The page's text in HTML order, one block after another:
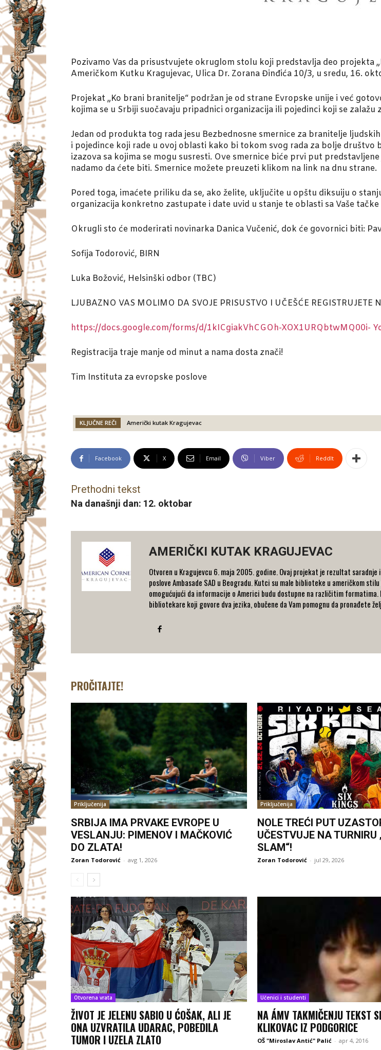
Pozivamo Vas da prisustvujete okruglom stolu koji predstavlja deo projekta
Američkom Kutku Kragujevac, Ulica Dr. Zorana Đinđića 10/3, u sredu, 16.
Projekat „Ko brani branitelje“ podržan je od strane Evropske unije i već
kojima se u Srbiji suočavaju pripadnici organizacija ili pojedinci koji se
Jedan od produkta tog rada jesu Bezbednosne smernice za branitelje
i pojedince koji rade u ovoj oblasti kako bi tokom svog rada za bolje
izazova sa kojima se mogu susresti. Ove smernice biće prvi put
nadamo da ćete biti. Smernice možete preuzeti klikom na link na dnu strane.
Pored toga, imaćete priliku da se, ako želite, uključite u opštu diksuiju o
organizacija konkretno zastupate i date uvid u stanje te oblasti sa Vaše tačke
Okrugli sto će moderirati novinarka Danica Vučenić, dok će govornici biti:
Sofija Todorović, BIRN
Luka Božović, Helsinški odbor (TBC)
LJUBAZNO VAS MOLIMO DA SVOJE PRISUSTVO I UČEŠĆE REGISTRUJETE
https://docs.google.com/forms/d/1kICgiakVhCGOh-XOX1URQbtwMQ00i-
Registracija traje manje od minut a nama dosta znači!
Tim Instituta za evropske poslove
KLJUČNE REČI Američki kutak Kragujevac
Facebook X Email Viber ReddIt
Prethodni tekst
Na današnji dan: 12. oktobar
AMERIČKI KUTAK KRAGUJEVAC
Otvoren u Kragujevcu 6. maja 2005. godine. Ovaj projekat je rezultat
poslove Ambasade SAD u Beogradu. Kutci su male biblioteke u američkom
omogućujući da informacije o Americi budu dostupne na različitim
bibliotekare koji govore dva jezika, obučene da Vam pomognu da pronađete
PROČITAJTE!
Priključenija
SRBIJA IMA PRVAKE EVROPE U
VESLANJU: PIMENOV I MAČKOVIĆ
DO ZLATA!
Zoran Todorović - avg 1, 2026
Priključenija
NOLE TREĆI PUT
UČESTVUJE NA TURNIRU
SLAM“!
Zoran Todorović - jul 29, 2026
Otvorena vrata
ŽIVOT JE JELENU SABIO U ĆOŠAK, ALI JE
ONA UZVRATILA UDARAC, POBEDILA
TUMOR I UZELA ZLATO
Učenici i studenti
NA ÁMV TAKMIČENJU TEKST
KLIKOVAC IZ PODGORICE
OŠ "Miroslav Antić" Palić - apr 4, 2016